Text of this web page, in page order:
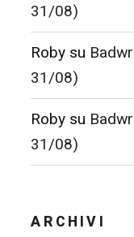
31/08)
Roby su
31/08)
Roby su
31/08)
ARCHIVI